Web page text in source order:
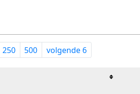
250 500 volgende 6